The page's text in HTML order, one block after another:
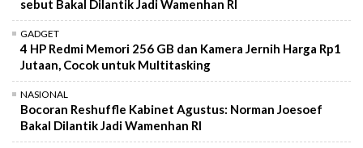
sebut Bakal Dilantik Jadi Wamenhan RI
GADGET
4 HP Redmi Memori 256 GB dan Kamera Jernih Harga Rp1
Jutaan, Cocok untuk Multitasking
NASIONAL
Bocoran Reshuffle Kabinet Agustus: Norman Joesoef
Bakal Dilantik Jadi Wamenhan RI